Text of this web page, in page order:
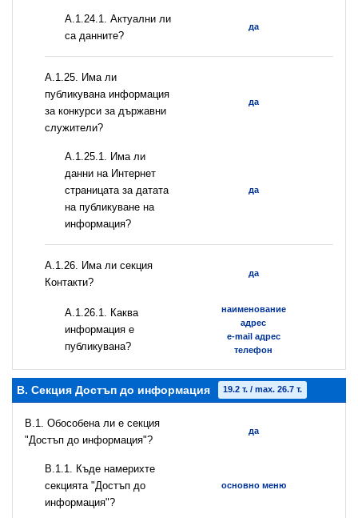
A.1.24.1. Актуални ли
са данните?
да
А.1.25. Има ли
публикувана информация
за конкурси за държавни
служители?
да
A.1.25.1. Има ли
данни на Интернет
страницата за датата
на публикуване на
информация?
да
А.1.26. Има ли секция
Контакти?
да
А.1.26.1. Каква
информация е
публикувана?
наименование
адрес
e-mail адрес
телефон
B. Секция Достъп до информация 19.2 т. / max. 26.7 т.
В.1. Обособена ли е секция
"Достъп до информация"?
да
В.1.1. Къде намерихте
секцията "Достъп до
информация"?
основно меню